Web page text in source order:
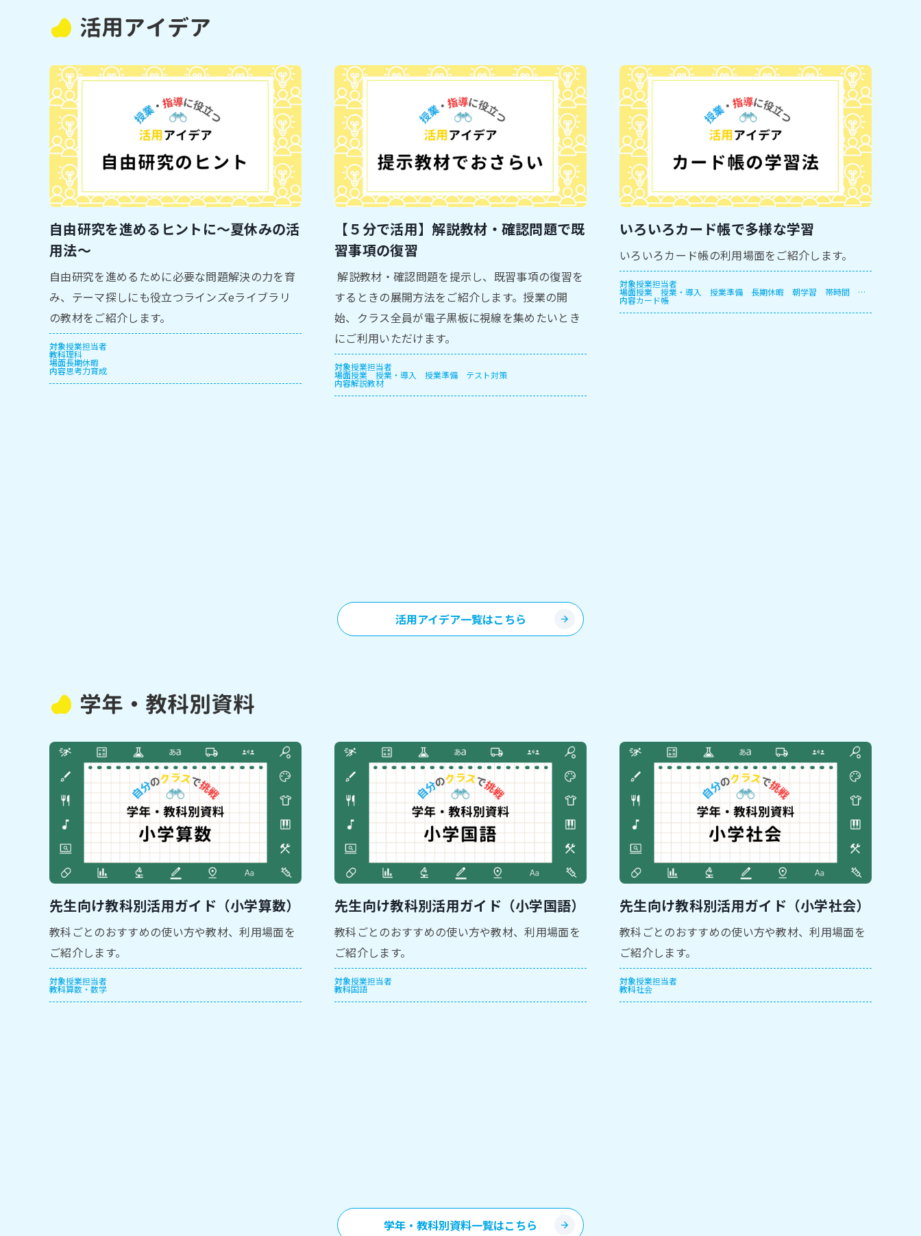
活用アイデア
自由研究を進めるヒントに～夏休みの活
用法～
自由研究を進めるために必要な問題解決の力を育
み、テーマ探しにも役立つラインズeライブラリ
の教材をご紹介します。
対象授業担当者
教科理科
場面長期休暇
内容思考力育成
【５分で活用】解説教材・確認問題で既
習事項の復習
解説教材・確認問題を提示し、既習事項の復習を
するときの展開方法をご紹介します。授業の開
始、クラス全員が電子黒板に視線を集めたいとき
にご利用いただけます。
対象授業担当者
場面授業 授業・導入 授業準備 テスト対策
内容解説教材
いろいろカード帳で多様な学習
いろいろカード帳の利用場面をご紹介します。
対象授業担当者
場面授業 授業・導入 授業準備 長期休暇 朝学習 帯時間 放
課後 休み時間
内容カード帳
活用アイデア一覧はこちら
学年・教科別資料
先生向け教科別活用ガイド（小学算数）
教科ごとのおすすめの使い方や教材、利用場面を
ご紹介します。
対象授業担当者
教科算数・数学
先生向け教科別活用ガイド（小学国語）
教科ごとのおすすめの使い方や教材、利用場面を
ご紹介します。
対象授業担当者
教科国語
先生向け教科別活用ガイド（小学社会）
教科ごとのおすすめの使い方や教材、利用場面を
ご紹介します。
対象授業担当者
教科社会
学年・教科別資料一覧はこちら